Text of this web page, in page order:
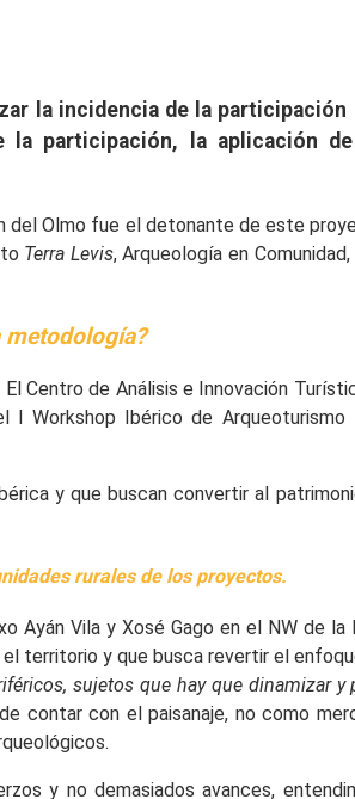
la incidencia de la participación
la participación, la aplicación
del Olmo fue el detonante de este
Terra Levis, Arqueología en
metodología?
El Centro de Análisis e Innovación
I Workshop Ibérico de
y que buscan convertir al
rurales de los proyectos.
Ayán Vila y Xosé Gago en el NW de la
territorio y que busca revertir el
sujetos que hay que dinamizar y
contar con el paisanaje, no como
y no demasiados avances,